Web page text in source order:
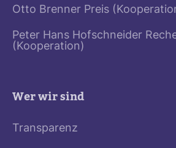
Otto Brenner Preis
Peter Hans Hofschneider
(Kooperation)
Wer wir sind
Transparenz